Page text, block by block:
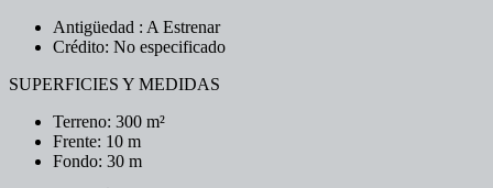
Antigüedad : A Estrenar
Crédito: No especificado
SUPERFICIES Y MEDIDAS
Terreno: 300 m²
Frente: 10 m
Fondo: 30 m